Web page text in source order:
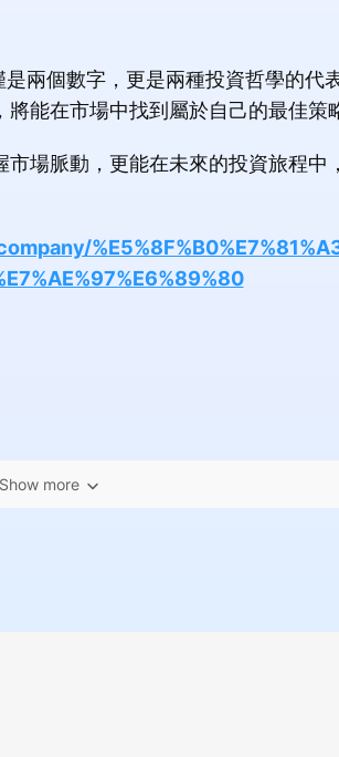
兩個數字，更是兩種投資哲學的代
能在市場中找到屬於自己的最佳策
場脈動，更能在未來的投資旅程中
Show more